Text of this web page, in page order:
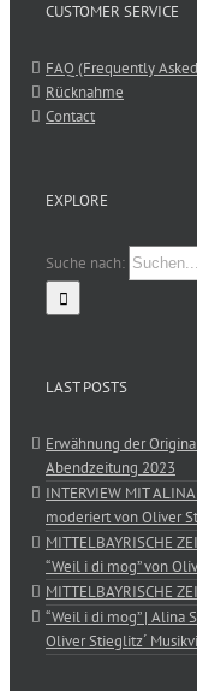
CUSTOMER SERVICE
FAQ (Frequently
Rücknahme
Contact
EXPLORE
Suche nach:
LAST POSTS
Erwähnung der
Abendzeitung 2023
INTERVIEW MIT
moderiert von Oliver
MITTELBAYRISCHE
“Weil i di mog” von
MITTELBAYRISCHE
“Weil i di mog” | Alina
Oliver Stieglitz´